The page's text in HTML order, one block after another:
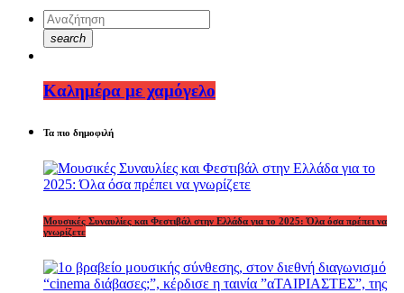
search
Καλημέρα με χαμόγελο
Τα πιο δημοφιλή
Μουσικές Συναυλίες και Φεστιβάλ στην Ελλάδα για το 2025: Όλα όσα πρέπει να
γνωρίζετε